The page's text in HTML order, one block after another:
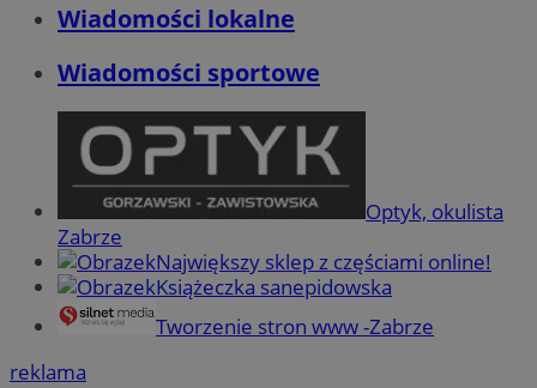
Wiadomości lokalne
Wiadomości sportowe
Optyk, okulista
Zabrze
Największy sklep z częściami online!
Książeczka sanepidowska
Tworzenie stron www -Zabrze
reklama